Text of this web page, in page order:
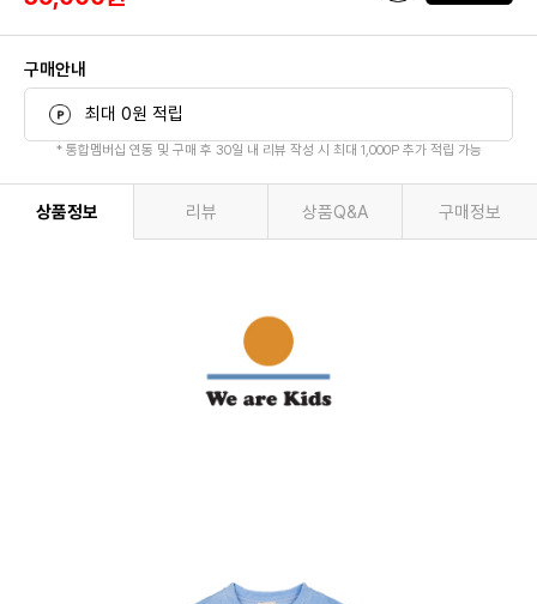
구매안내
최대 0원 적립
* 통합멤버십 연동 및 구매 후 30일 내 리뷰 작성 시 최대 1,000P 추가 적립 가능
상품정보 리뷰 상품Q&A 구매정보